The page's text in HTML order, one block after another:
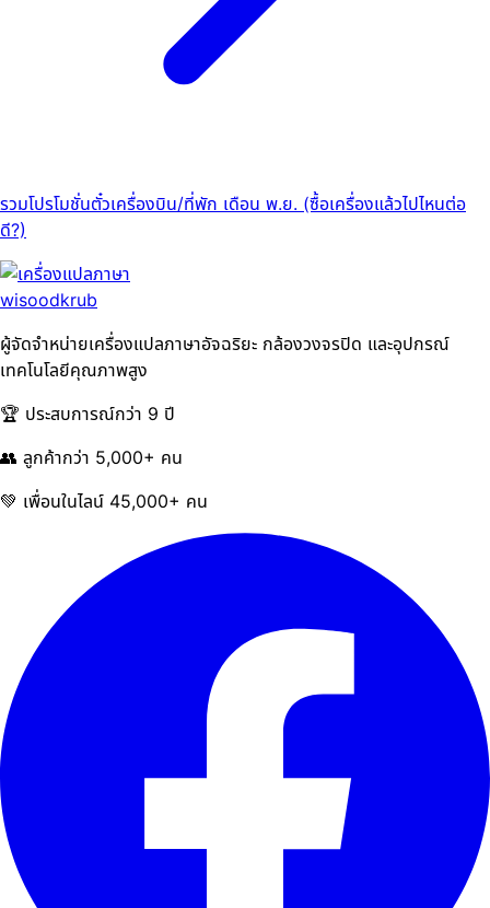
รวมโปรโมชั่นตั๋วเครื่องบิน/ที่พัก เดือน พ.ย. (ซื้อเครื่องแล้วไปไหนต่อ
ดี?)
ผู้จัดจำหน่ายเครื่องแปลภาษาอัจฉริยะ กล้องวงจรปิด และอุปกรณ์
เทคโนโลยีคุณภาพสูง
🏆 ประสบการณ์กว่า 9 ปี
👥 ลูกค้ากว่า 5,000+ คน
💚 เพื่อนในไลน์ 45,000+ คน